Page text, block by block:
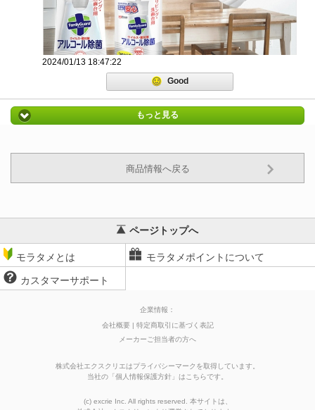
2024/01/13 18:47:22
Good
もっと見る
商品情報へ戻る
ページトップへ
モラタメとは モラタメポイントについて
カスタマーサポート
企業情報：
会社概要
特定商取引に基づく表記
メーカーご担当者の方へ
株式会社エクスクリエはプライバシーマークを取得しています。
当社の 「個人情報保護方針 」はこちらです。
(c) excrie Inc. All rights reserved. 本サイトは、